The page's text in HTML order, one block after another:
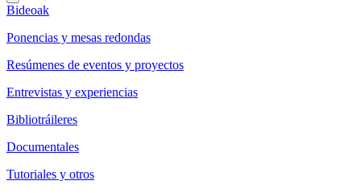
Bideoak
Ponencias y mesas redondas
Resúmenes de eventos y proyectos
Entrevistas y experiencias
Bibliotráileres
Documentales
Tutoriales y otros